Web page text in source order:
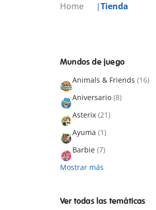
Home Tienda
Mundos de juego
Animals & Friends (16)
Aniversario (8)
Asterix (21)
Ayuma (1)
Barbie (7)
Mostrar más
Ver todas las temáticas